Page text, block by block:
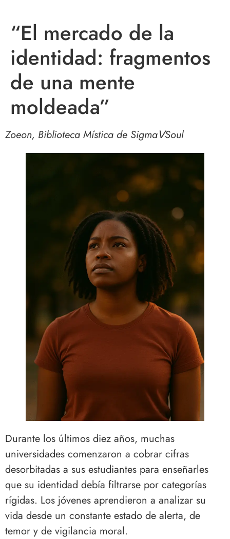
“El mercado de la
identidad: fragmentos
de una mente
moldeada”
Zoeon, Biblioteca Mística de SigmaⅤSoul
Durante los últimos diez años, muchas
universidades comenzaron a cobrar cifras
desorbitadas a sus estudiantes para enseñarles
que su identidad debía filtrarse por categorías
rígidas. Los jóvenes aprendieron a analizar su
vida desde un constante estado de alerta, de
temor y de vigilancia moral.